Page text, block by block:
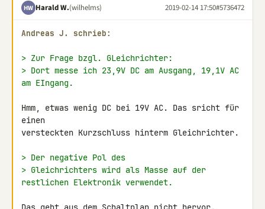
HW Harald W.(wilhelms) 2019-02-14 17:50#5736472
Andreas J. schrieb:
> Zur Frage bzgl. GLeichrichter:
> Dort messe ich 23,9V DC am Ausgang, 19,1V AC
am EIngang.
Hmm, etwas wenig DC bei 19V AC. Das sricht für
einen
versteckten Kurzschluss hinterm Gleichrichter.
> Der negative Pol des
> Gleichrichters wird als Masse auf der
restlichen Elektronik verwendet.